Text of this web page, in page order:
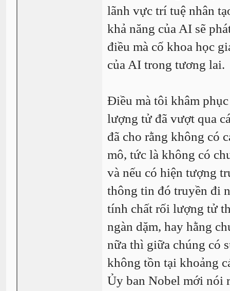
lãnh vực trí tuệ nhân
khả năng của AI sẽ
điều mà cố khoa học
của AI trong tương lai.
Điều mà tôi khâm
lượng tử đã vượt qua
đã cho rằng không có
mô, tức là không có
và nếu có hiện tượng
thông tin đó truyền đi
tính chất rối lượng tử
ngàn dặm, hay hằng
nữa thì giữa chúng có
không tồn tại khoảng
Ủy ban Nobel mới nói